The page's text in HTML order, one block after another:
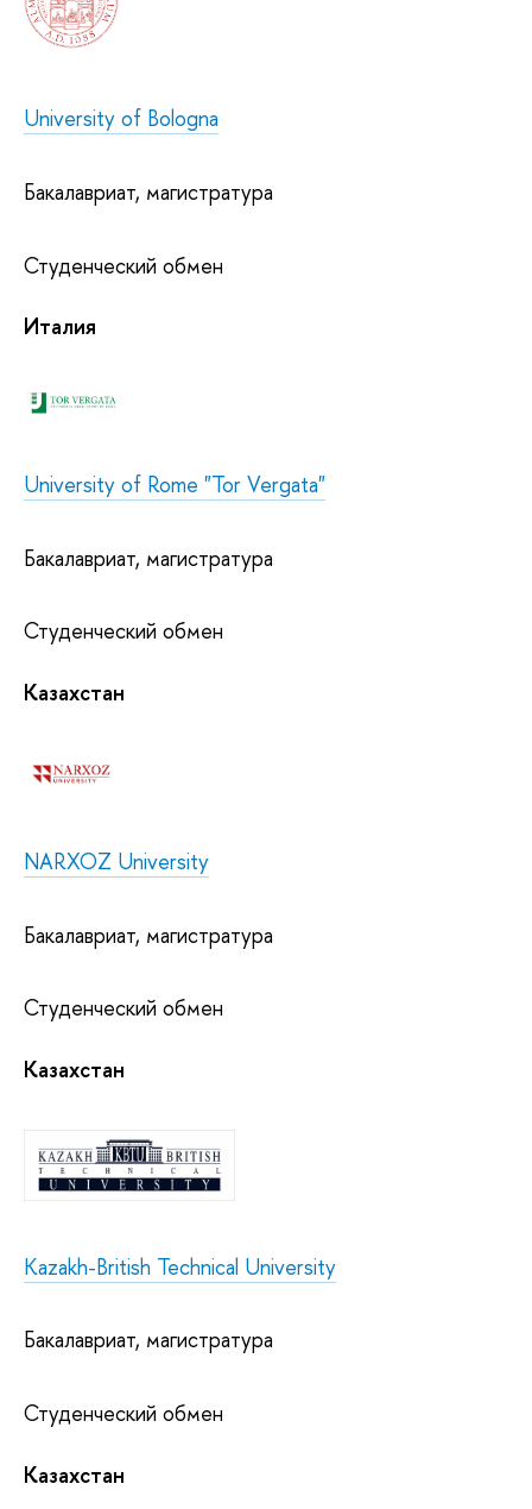
University of Bologna
Бакалавриат, магистратура
Студенческий обмен
Италия
University of Rome "Tor Vergata"
Бакалавриат, магистратура
Студенческий обмен
Казахстан
NARXOZ University
Бакалавриат, магистратура
Студенческий обмен
Казахстан
Kazakh-British Technical University
Бакалавриат, магистратура
Студенческий обмен
Казахстан